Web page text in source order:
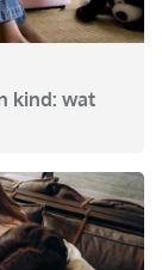
kind: wat